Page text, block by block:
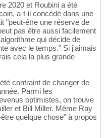
2020 et Roubini a été
a-t-il concédé dans une
"peut-être une réserve de
pas être aussi facilement
qui décide de
avec le temps." Si j'aimais
cela la plus grande
contraint de changer de
Parmi les
optimistes, on trouve
et Bill Miller. Même Ray
quelque chose" à propos